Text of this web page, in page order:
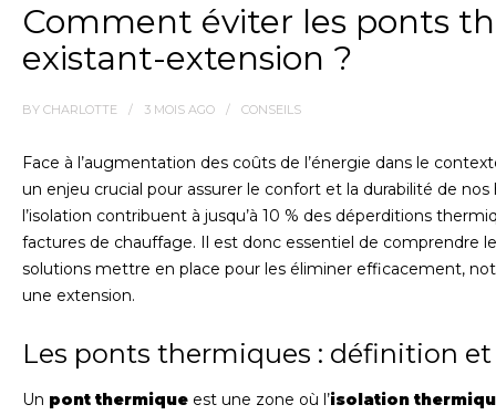
Comment éviter les ponts
existant-extension ?
BY CHARLOTTE 3 MOIS AGO CONSEILS
Face à l’augmentation des coûts de l’énergie dans le
un enjeu crucial pour assurer le confort et la durabilité de
l’isolation contribuent à jusqu’à 10 % des déperditions
factures de chauffage. Il est donc essentiel de comprendre
solutions mettre en place pour les éliminer efficacement,
une extension.
Les ponts thermiques : définition
Un pont thermique est une zone où l’isolation